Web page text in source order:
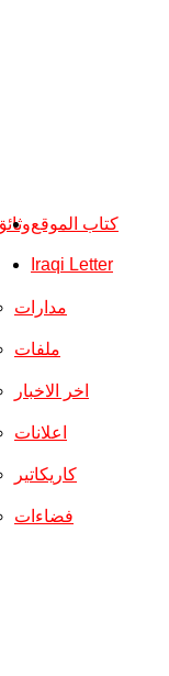
مدارات
ملفات
اخر الاخبار
اعلانات
كاريكاتير
فضاءات
كتاب الموقع
Iraqi Letter